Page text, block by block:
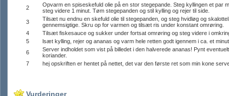
2
Opvarm en spiseskefuld olie på en stor stegepande. Steg kyllingen et par
steg videre 1 minut. Tøm stegepanden og stil kylling og rejer til side.
3
Tilsæt nu endnu en skefuld olie til stegepanden, og steg hvidløg og
gennemsigtige. Skru op for varmen og tilsæt ris under konstant omrøring.
4
Tilsæt fiskesauce og sukker under fortsat omrøring og steg videre i
5
lsæt kylling, rejer og ananas og varm hele retten godt igennem i ca. et
6
Server indholdet som vist på billedet i den halverede ananas! Pynt
koriander.
7
hej opskriften er hentet på nettet, det var den første ret som min kone
Vurderinger